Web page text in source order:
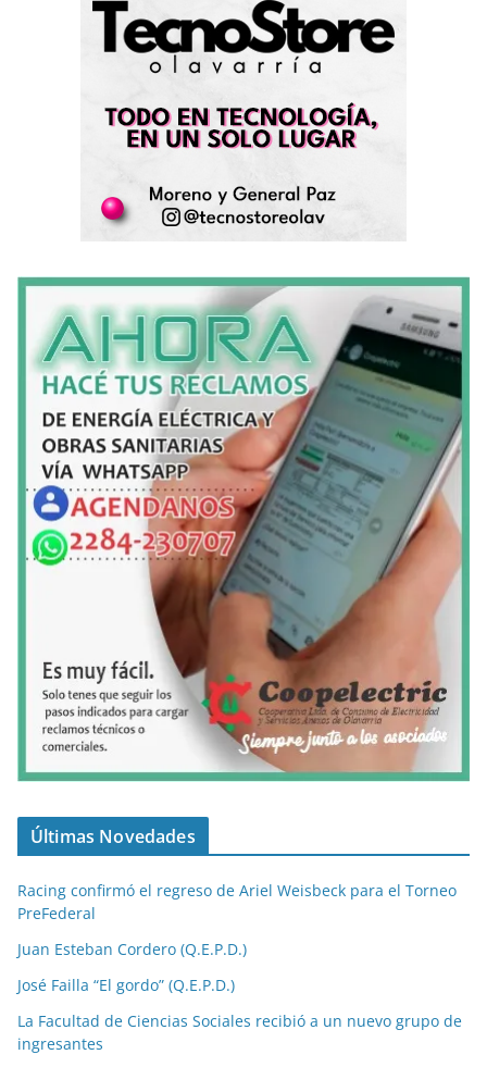
Últimas Novedades
Racing confirmó el regreso de Ariel Weisbeck para el Torneo
PreFederal
Juan Esteban Cordero (Q.E.P.D.)
José Failla “El gordo” (Q.E.P.D.)
La Facultad de Ciencias Sociales recibió a un nuevo grupo de
ingresantes